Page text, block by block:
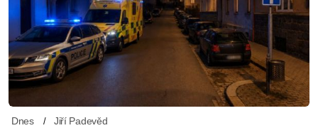
Dnes Jiří Padevěd